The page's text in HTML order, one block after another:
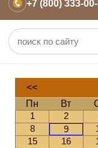
+7 (800) 333-
<<
Пн
Вт
1
2
8
9
15
16